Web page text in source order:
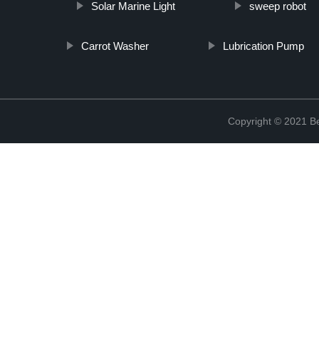
Solar Marine Light sweep robot
Carrot Washer Lubrication Pump
Copyright © 2021